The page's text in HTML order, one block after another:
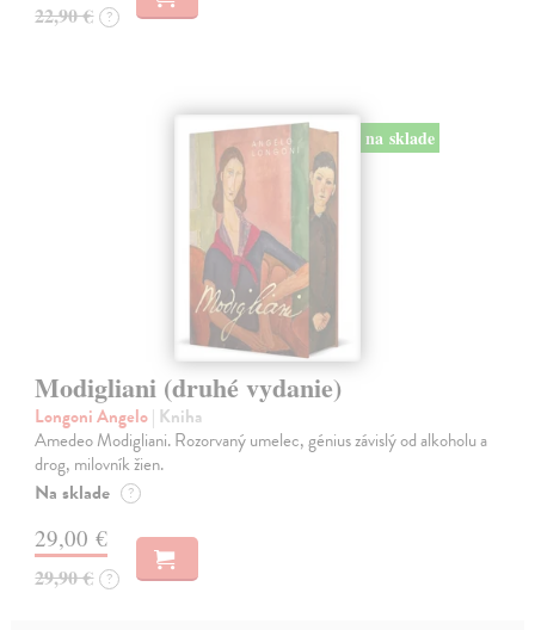
22,90 € ?
na sklade
Modigliani (druhé vydanie)
Longoni Angelo| Kniha
Amedeo Modigliani. Rozorvaný umelec, génius závislý od alkoholu a
drog, milovník žien.
Na sklade ?
29,00 €
29,90 € ?